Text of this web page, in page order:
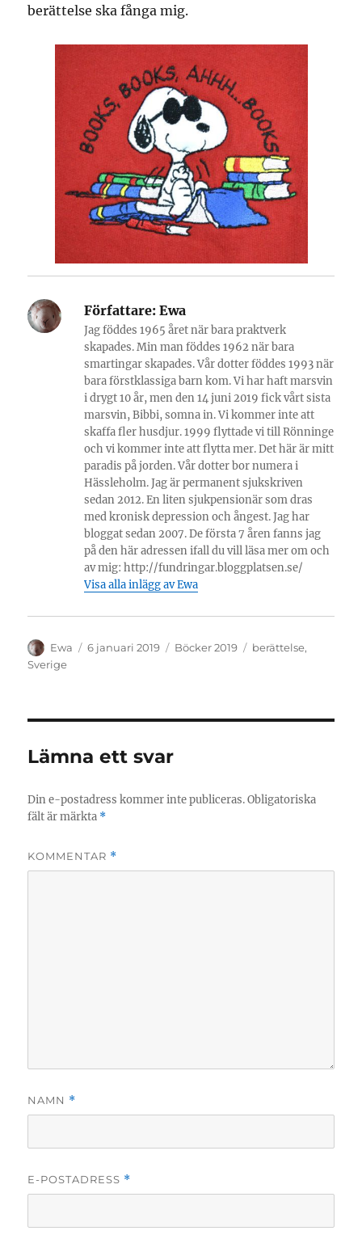
berättelse ska fånga mig.
Författare: Ewa
Jag föddes 1965 året när bara praktverk
skapades. Min man föddes 1962 när bara
smartingar skapades. Vår dotter föddes 1993 när
bara förstklassiga barn kom. Vi har haft marsvin
i drygt 10 år, men den 14 juni 2019 fick vårt sista
marsvin, Bibbi, somna in. Vi kommer inte att
skaffa fler husdjur. 1999 flyttade vi till Rönninge
och vi kommer inte att flytta mer. Det här är mitt
paradis på jorden. Vår dotter bor numera i
Hässleholm. Jag är permanent sjukskriven
sedan 2012. En liten sjukpensionär som dras
med kronisk depression och ångest. Jag har
bloggat sedan 2007. De första 7 åren fanns jag
på den här adressen ifall du vill läsa mer om och
av mig: http://fundringar.bloggplatsen.se/
Visa alla inlägg av Ewa
Författare
Ewa
Publicerat
6 januari 2019 Kategorier
Böcker 2019 Etiketter
berättelse,
Sverige
Lämna ett svar
Din e-postadress kommer inte publiceras. Obligatoriska
fält är märkta *
KOMMENTAR *
NAMN *
E-POSTADRESS *